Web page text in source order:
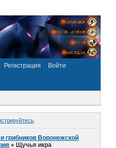
Регистрация
Войти
.
грибников Воронежской
»Щучья икра